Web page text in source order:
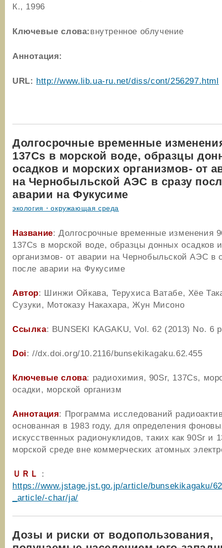
К., 1996
Ключевые слова: внутренное облучение
Аннотация:
URL: http://www.lib.ua-ru.net/diss/cont/256297.html
Долгосрочные временные
137Cs в морской воде, образцы
осадков и морских организмов- от
на Чернобыльской АЭС в сразу
аварии на Фукусиме
экология・окружающая среда
Название: Долгосрочные временные изменения
137Cs в морской воде, образцы донных осадков
организмов- от аварии на Чернобыльской АЭС в
после аварии на Фукусиме
Автор: Шинжи Ойкава, Терухиса Ватабе, Хёе
Сузуки, Мотоказу Накахара, Жун Мисоно
Ссылка: BUNSEKI KAGAKU, Vol. 62 (2013) No. 6
Doi: //dx.doi.org/10.2116/bunsekikagaku.62.455
Ключевые слова: радиохимия, 90Sr, 137Cs,
осадки, морской организм
Аннотация: Программа исследований
основанная в 1983 году, для определения
искусственных радионуклидов, таких как 90Sr и
морской среде вне коммерческих атомных
ＵＲＬ ：
https://www.jstage.jst.go.jp/article/bunsekikagaku/
_article/-char/ja/
Дозы и риски от водопользования,